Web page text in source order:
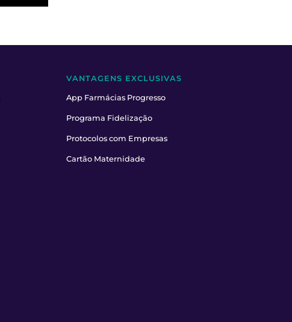
VANTAGENS EXCLUSIVAS
App Farmácias Progresso
Programa Fidelização
Protocolos com Empresas
Cartão Maternidade